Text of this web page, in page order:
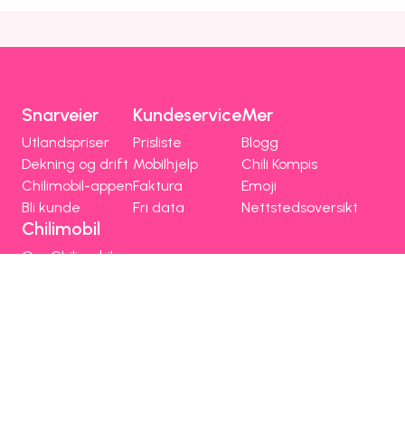
Snarveier
Utlandspriser
Dekning og drift
Chilimobil-appen
Bli kunde
Kundeservice
Prisliste
Mobilhjelp
Faktura
Fri data
Mer
Blogg
Chili Kompis
Emoji
Nettstedsoversikt
Chilimobil
Om Chilimobil